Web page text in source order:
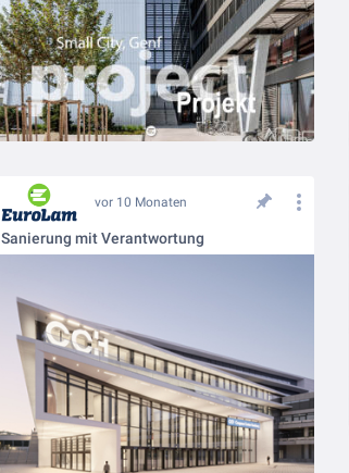
vor 10 Monaten
Sanierung mit Verantwortung